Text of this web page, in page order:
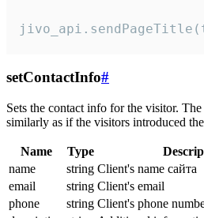
setContactInfo#
Sets the contact info for the visitor.
similarly as if the visitors introduced
Name Type
name
string Client's name сайта
email
string Client's email
phone
string Client's phone